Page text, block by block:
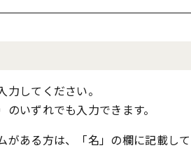
してください。
いずれでも入力できます。
ある方は、「名」の欄に記載して